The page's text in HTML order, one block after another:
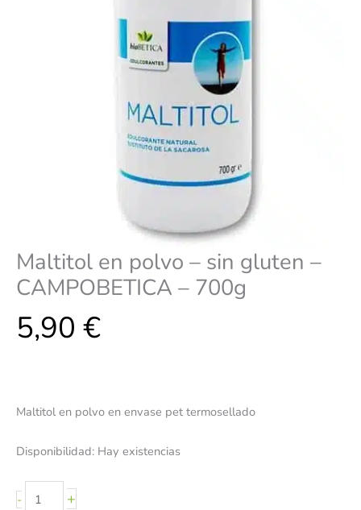
Maltitol en polvo – sin gluten –
CAMPOBETICA – 700g
5,90 €
Maltitol en polvo en envase pet termosellado
Disponibilidad: Hay existencias
- +